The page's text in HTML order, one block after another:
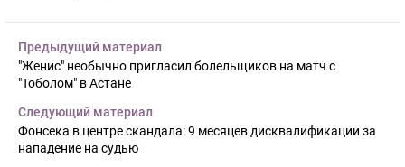
Предыдущий материал
"Женис" необычно пригласил болельщиков на матч с
"Тоболом" в Астане
Следующий материал
Фонсека в центре скандала: 9 месяцев дисквалификации за
нападение на судью